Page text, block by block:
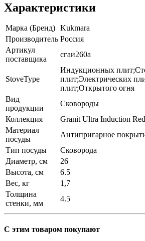
Характеристики
Марка (Бренд) Kukmara
Производитель Россия
Артикул
поставщика
сгаи260а
StoveType
Индукционных
плит;Электрических
плит;Открытого огня
Вид
продукции
Сковороды
Коллекция
Granit Ultra Induction Red
Материал
посуды
Антипригарное
Тип посуды
Сковорода
Диаметр, см
26
Высота, см
6.5
Вес, кг
1,7
Толщина
стенки, мм
4.5
С этим товаром покупают